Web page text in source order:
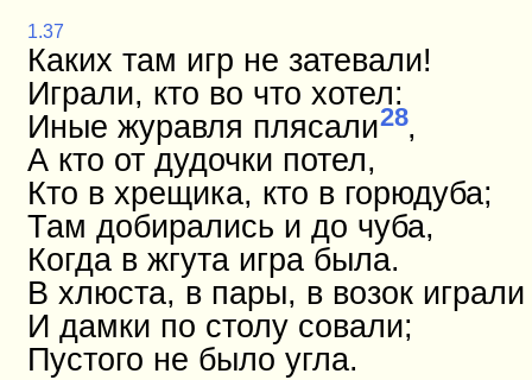
1.37
Каких там игр не затевали!
Играли, кто во что хотел:
Иные журавля плясали28,
А кто от дудочки потел,
Кто в хрещика, кто в горюдуба;
Там добирались и до чуба,
Когда в жгута игра была.
В хлюста, в пары, в возок играли
И дамки по столу совали;
Пустого не было угла.